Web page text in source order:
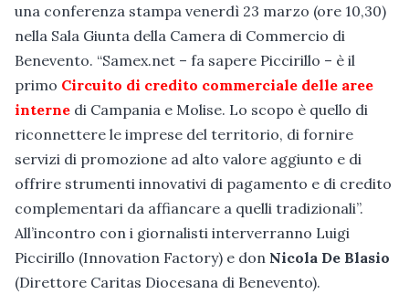
una conferenza stampa venerdì 23 marzo (ore 10,30)
nella Sala Giunta della Camera di Commercio di
Benevento. “Samex.net – fa sapere Piccirillo – è il
primo Circuito di credito commerciale delle aree
interne di Campania e Molise. Lo scopo è quello di
riconnettere le imprese del territorio, di fornire
servizi di promozione ad alto valore aggiunto e di
offrire strumenti innovativi di pagamento e di credito
complementari da affiancare a quelli tradizionali”.
All’incontro con i giornalisti interverranno Luigi
Piccirillo (Innovation Factory) e don Nicola De Blasio
(Direttore Caritas Diocesana di Benevento).